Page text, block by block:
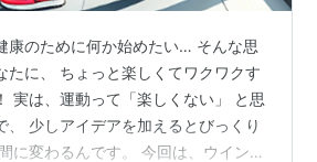
康のために何か始めたい… そんな思
たに、 ちょっと楽しくてワクワクす
実は、運動って「楽しくない」 と思
、 少しアイデアを加えるとびっくり
に変わるんです。 今回は、ウインド